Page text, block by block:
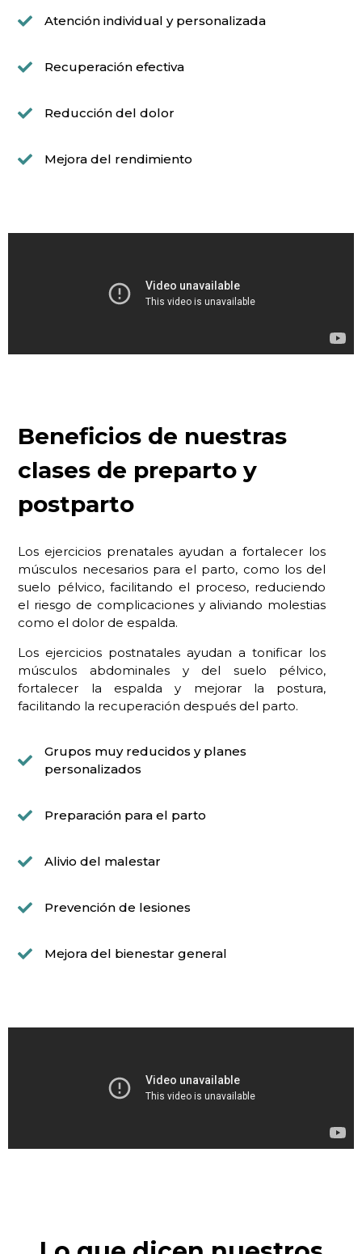
Atención individual y personalizada
Recuperación efectiva
Reducción del dolor
Mejora del rendimiento
Beneficios de nuestras
clases de preparto y
postparto
Los ejercicios prenatales ayudan a fortalecer los
músculos necesarios para el parto, como los del
suelo pélvico, facilitando el proceso, reduciendo
el riesgo de complicaciones y aliviando molestias
como el dolor de espalda.
Los ejercicios postnatales ayudan a tonificar los
músculos abdominales y del suelo pélvico,
fortalecer la espalda y mejorar la postura,
facilitando la recuperación después del parto.
Grupos muy reducidos y planes
personalizados
Preparación para el parto
Alivio del malestar
Prevención de lesiones
Mejora del bienestar general